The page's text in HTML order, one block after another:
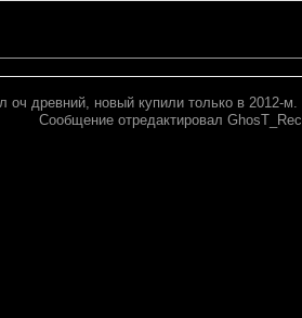
древний, новый купили только в 2012-м.
Сообщение отредактировал